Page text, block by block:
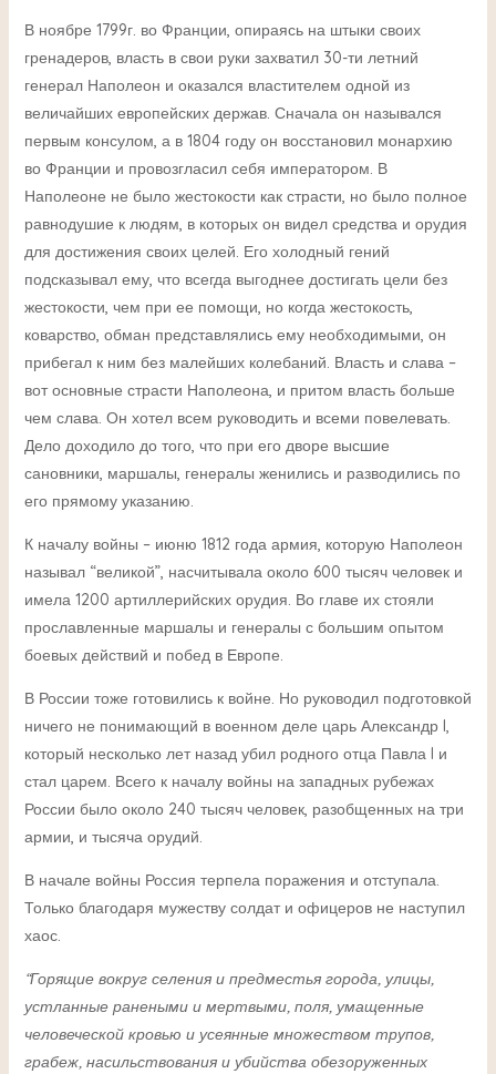
В ноябре 1799г. во Франции, опираясь на штыки своих
гренадеров, власть в свои руки захватил 30-ти летний
генерал Наполеон и оказался властителем одной из
величайших европейских держав. Сначала он назывался
первым консулом, а в 1804 году он восстановил монархию
во Франции и провозгласил себя императором. В
Наполеоне не было жестокости как страсти, но было полное
равнодушие к людям, в которых он видел средства и орудия
для достижения своих целей. Его холодный гений
подсказывал ему, что всегда выгоднее достигать цели без
жестокости, чем при ее помощи, но когда жестокость,
коварство, обман представлялись ему необходимыми, он
прибегал к ним без малейших колебаний. Власть и слава –
вот основные страсти Наполеона, и притом власть больше
чем слава. Он хотел всем руководить и всеми повелевать.
Дело доходило до того, что при его дворе высшие
сановники, маршалы, генералы женились и разводились по
его прямому указанию.
К началу войны – июню 1812 года армия, которую Наполеон
называл “великой”, насчитывала около 600 тысяч человек и
имела 1200 артиллерийских орудия. Во главе их стояли
прославленные маршалы и генералы с большим опытом
боевых действий и побед в Европе.
В России тоже готовились к войне. Но руководил подготовкой
ничего не понимающий в военном деле царь Александр I,
который несколько лет назад убил родного отца Павла I и
стал царем. Всего к началу войны на западных рубежах
России было около 240 тысяч человек, разобщенных на три
армии, и тысяча орудий.
В начале войны Россия терпела поражения и отступала.
Только благодаря мужеству солдат и офицеров не наступил
хаос.
“Горящие вокруг селения и предместья города, улицы,
устланные ранеными и мертвыми, поля, умащенные
человеческой кровью и усеянные множеством трупов,
грабеж, насильствования и убийства обезоруженных